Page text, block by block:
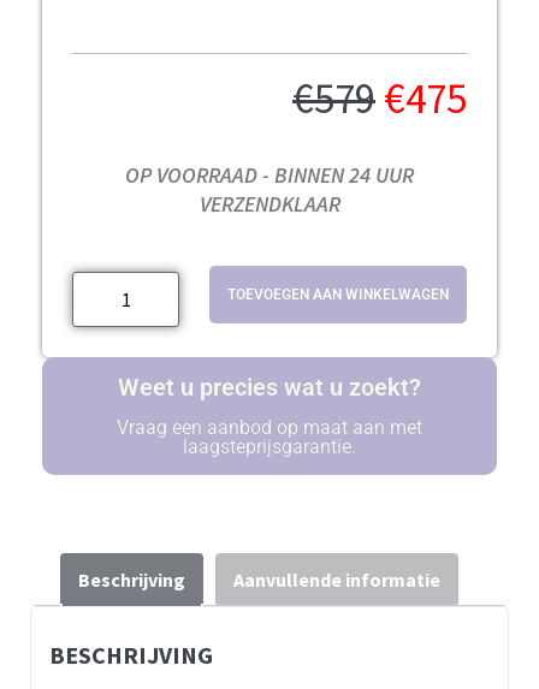
€579€475
OP VOORRAAD - BINNEN 24 UUR
VERZENDKLAAR
TOEVOEGEN AAN WINKELWAGEN
Weet u precies wat u zoekt?
Vraag een aanbod op maat aan met
laagsteprijsgarantie.
Beschrijving Aanvullende informatie
BESCHRIJVING